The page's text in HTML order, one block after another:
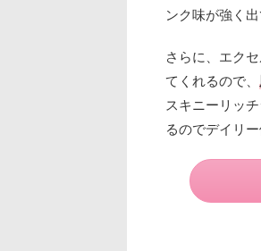
ンク味が強く
さらに、エク
てくれるので、
スキニーリッ
るのでデイリ